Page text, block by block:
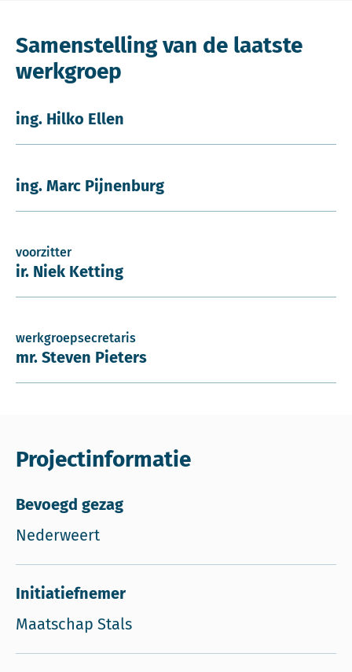
Samenstelling van de laatste
werkgroep
ing. Hilko Ellen
ing. Marc Pijnenburg
voorzitter
ir. Niek Ketting
werkgroepsecretaris
mr. Steven Pieters
Projectinformatie
Bevoegd gezag
Nederweert
Initiatiefnemer
Maatschap Stals